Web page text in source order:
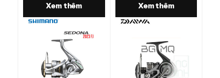
Xem thêm Xem thêm